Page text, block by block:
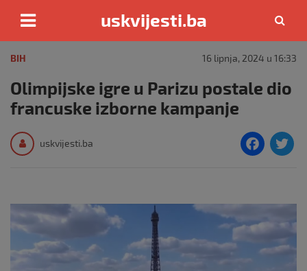
content
uskvijesti.ba
BIH 16 lipnja, 2024 u 16:33
Olimpijske igre u Parizu postale dio
francuske izborne kampanje
uskvijesti.ba
F
e
b
o